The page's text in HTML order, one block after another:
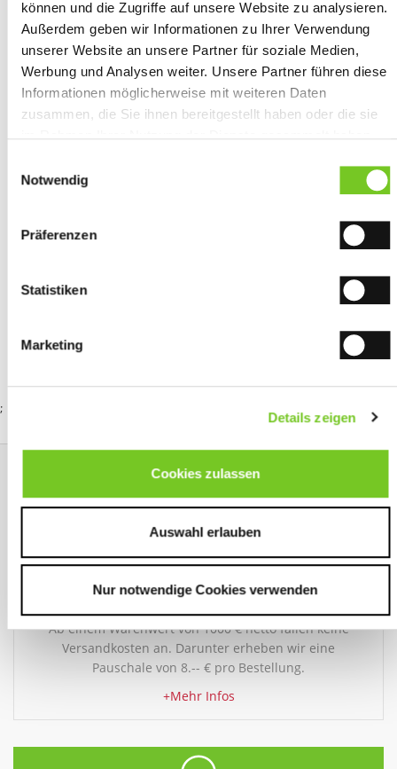
können und die Zugriffe auf unsere Website zu analysieren.
Außerdem geben wir Informationen zu Ihrer Verwendung
unserer Website an unsere Partner für soziale Medien,
Werbung und Analysen weiter. Unsere Partner führen diese
Informationen möglicherweise mit weiteren Daten
zusammen, die Sie ihnen bereitgestellt haben oder die sie
unsere Webseite weiterhin nutzen.
Notwendig
Präferenzen
Statistiken
Marketing
Details zeigen
Cookies zulassen
Auswahl erlauben
Nur notwendige Cookies verwenden
HERSTELLERANGABEN GEMÄSS GPSR
Unverbindlich anfragen
HAKRO Damen
Casual
HAKRO Pocket-
MIKRALINAR®
;
LIEFERUNG
Ab einem Warenwert von 1000 € netto fallen keine
Versandkosten an. Darunter erheben wir eine
Pauschale von 8.-- € pro Bestellung.
+Mehr Infos